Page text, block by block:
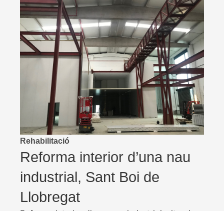
Rehabilitació
Reforma interior d’una nau
industrial, Sant Boi de
Llobregat